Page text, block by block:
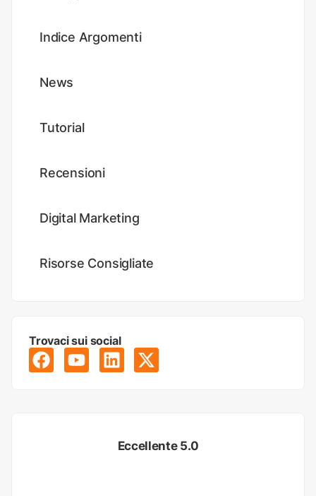
Indice Argomenti
News
Tutorial
Recensioni
Digital Marketing
Risorse Consigliate
Trovaci sui social
Eccellente 5.0